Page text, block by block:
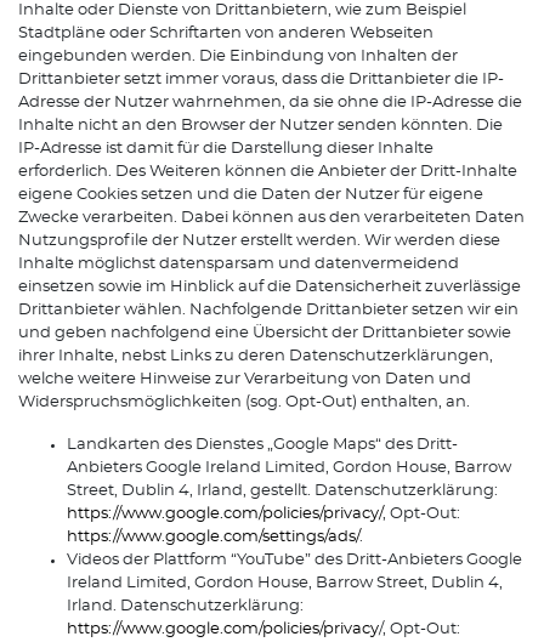
Inhalte oder Dienste von Drittanbietern, wie zum Beispiel
Stadtpläne oder Schriftarten von anderen Webseiten
eingebunden werden. Die Einbindung von Inhalten der
Drittanbieter setzt immer voraus, dass die Drittanbieter die IP-
Adresse der Nutzer wahrnehmen, da sie ohne die IP-Adresse die
Inhalte nicht an den Browser der Nutzer senden könnten. Die
IP-Adresse ist damit für die Darstellung dieser Inhalte
erforderlich. Des Weiteren können die Anbieter der Dritt-Inhalte
eigene Cookies setzen und die Daten der Nutzer für eigene
Zwecke verarbeiten. Dabei können aus den verarbeiteten Daten
Nutzungsprofile der Nutzer erstellt werden. Wir werden diese
Inhalte möglichst datensparsam und datenvermeidend
einsetzen sowie im Hinblick auf die Datensicherheit zuverlässige
Drittanbieter wählen. Nachfolgende Drittanbieter setzen wir ein
und geben nachfolgend eine Übersicht der Drittanbieter sowie
ihrer Inhalte, nebst Links zu deren Datenschutzerklärungen,
welche weitere Hinweise zur Verarbeitung von Daten und
Widerspruchsmöglichkeiten (sog. Opt-Out) enthalten, an.
Landkarten des Dienstes „Google Maps“ des Dritt-
Anbieters Google Ireland Limited, Gordon House, Barrow
Street, Dublin 4, Irland, gestellt. Datenschutzerklärung:
https://www.google.com/policies/privacy/, Opt-Out:
https://www.google.com/settings/ads/.
Videos der Plattform “YouTube” des Dritt-Anbieters Google
Ireland Limited, Gordon House, Barrow Street, Dublin 4,
Irland. Datenschutzerklärung:
https://www.google.com/policies/privacy/, Opt-Out: